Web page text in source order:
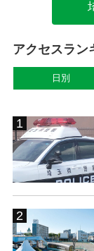
アクセスラン
日別